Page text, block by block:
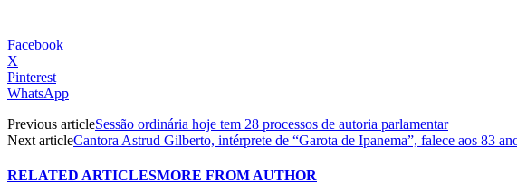
Facebook
X
Pinterest
WhatsApp
Previous articleSessão ordinária hoje tem 28 processos de autoria parlamentar
Next articleCantora Astrud Gilberto, intérprete de “Garota de Ipanema”, falece aos 83
RELATED ARTICLESMORE FROM AUTHOR